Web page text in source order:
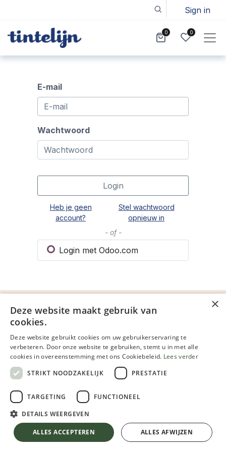
Sign in
0 0
E-mail
Wachtwoord
Login
Heb je geen
account?
Stel wachtwoord
opnieuw in
- of -
Login met Odoo.com
Ontdekken
Startpagina
Ons bedrijf
Blog
Openingsuren winkel
Maandag:09:00 - 12:30 | 13:30 - 17:00
Dinsdag: 09:00 - 12:30 | 13:30 - 17:00
Woensdag:09:00 - 12:30 | 13:30 - 17:00
×
Deze website maakt gebruik van
cookies.
Deze website gebruikt cookies om uw gebruikerservaring te
verbeteren. Door onze website te gebruiken, stemt u in met alle
cookies in overeenstemming met ons Cookiebeleid. Lees verder
STRIKT NOODZAKELIJK
PRESTATIE
TARGETING FUNCTIONEEL
DETAILS WEERGEVEN
ALLES ACCEPTEREN ALLES AFWIJZEN